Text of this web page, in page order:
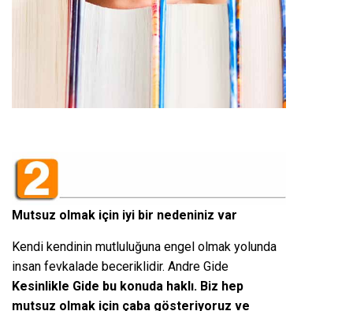
Mutsuz olmak için iyi bir nedeniniz var
Kendi kendinin mutluluğuna engel olmak yolunda
insan fevkalade beceriklidir. Andre Gide
Kesinlikle Gide bu konuda haklı. Biz hep
mutsuz olmak için çaba gösteriyoruz ve